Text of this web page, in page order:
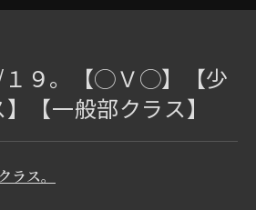
１９。【◯Ｖ◯】【少
【一般部クラス】
ス。